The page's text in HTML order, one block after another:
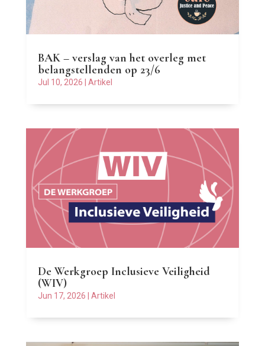
BAK – verslag van het overleg met
belangstellenden op 23/6
Jul 10, 2026 Artikel
De Werkgroep Inclusieve Veiligheid
(WIV)
Jun 17, 2026 Artikel